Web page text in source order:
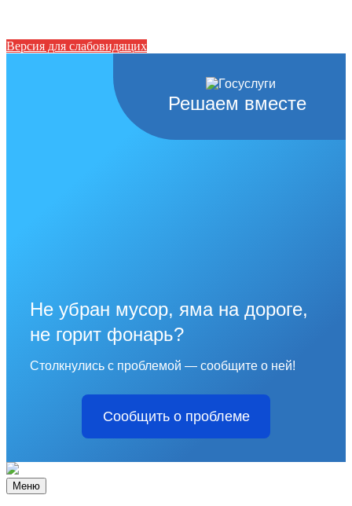
Версия для слабовидящих
Решаем вместе
Не убран мусор, яма на дороге,
не горит фонарь?
Столкнулись с проблемой — сообщите о ней!
Сообщить о проблеме
Меню